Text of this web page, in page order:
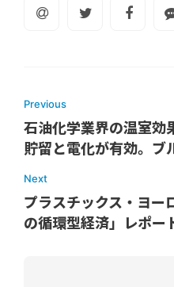
Previous
石油化学業界の温室効
貯留と電化が有効。ブ
Next
プラスチックス・ヨー
の循環型経済」レポー